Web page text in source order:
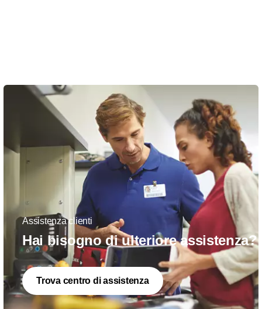
Assistenza clienti
Hai bisogno di ulteriore assistenza?
Trova centro di assistenza